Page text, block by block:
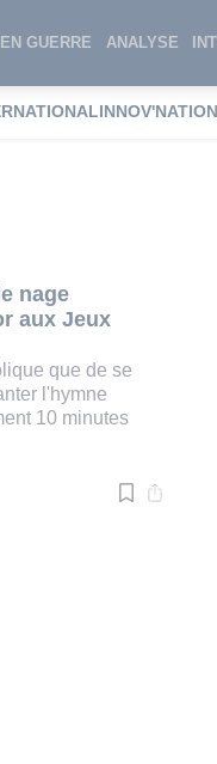
GUERRE ANALYSE
INNOV'NATION
nage
que de se
l'hymne
10 minutes